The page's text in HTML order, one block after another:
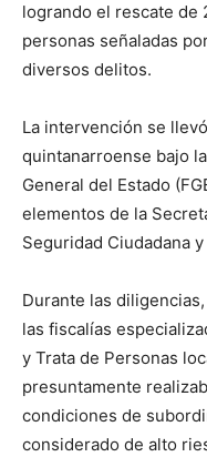
logrando el rescate de
personas señaladas
diversos delitos.
La intervención se
quintanarroense bajo
General del Estado
elementos de la
Seguridad Ciudadana
Durante las
las fiscalías
y Trata de Personas
presuntamente
condiciones de
considerado de alto